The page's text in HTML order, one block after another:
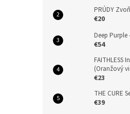
PRÚDY
€20
Deep Purple
€54
FAITHLESS
(Oranžový
€23
THE CURE
€39